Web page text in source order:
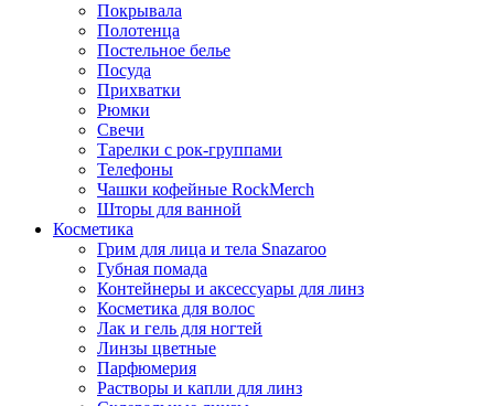
Покрывала
Полотенца
Постельное белье
Посуда
Прихватки
Рюмки
Свечи
Тарелки с рок-группами
Телефоны
Чашки кофейные RockMerch
Шторы для ванной
Косметика
Грим для лица и тела Snazaroo
Губная помада
Контейнеры и аксессуары для линз
Косметика для волос
Лак и гель для ногтей
Линзы цветные
Парфюмерия
Растворы и капли для линз